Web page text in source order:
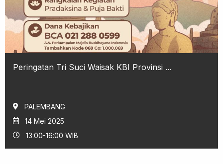
Peringatan Tri Suci Waisak KBI Provinsi ...
PALEMBANG
14 Mei 2025
13:00-16:00 WIB